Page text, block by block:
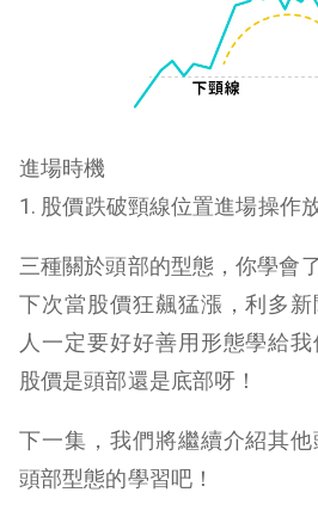
進場時機
1. 股價跌破頸線位置進場操作
三種關於頭部的型態，你學會
下次當股價狂飆猛漲，利多
人一定要好好善用形態學給
股價是頭部還是底部呀！
下一集，我們將繼續介紹其
頭部型態的學習吧！